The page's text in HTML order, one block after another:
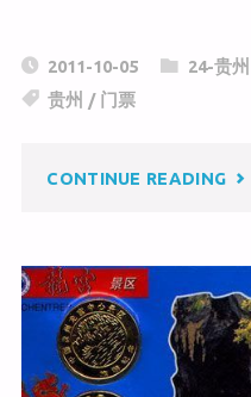
C
h
a
W
b
c
o
2011-10-05 24-贵州
贵州 / 门票
CONTINUE READING"织
洞"